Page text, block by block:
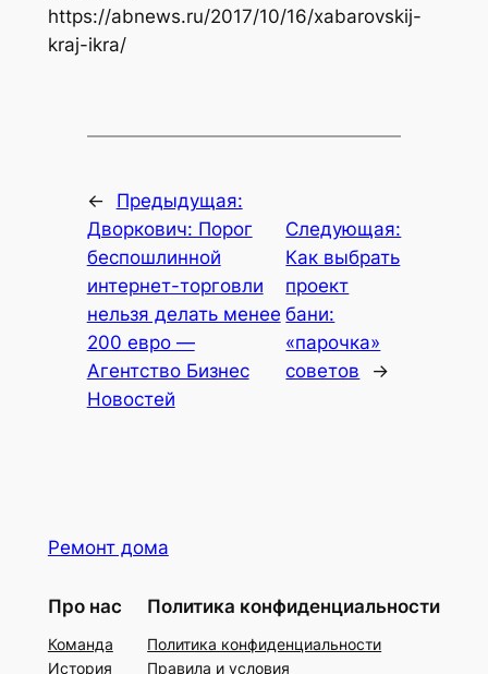
https://abnews.ru/2017/10/16/xabarovskij-
kraj-ikra/
←
Предыдущая:
Дворкович: Порог
беспошлинной
интернет-торговли
нельзя делать менее
200 евро —
Агентство Бизнес
Новостей
Следующая:
Как выбрать
проект
бани:
«парочка»
советов
→
Ремонт дома
Про нас
Команда
История
Политика конфиденциальности
Политика конфиденциальности
Правила и условия